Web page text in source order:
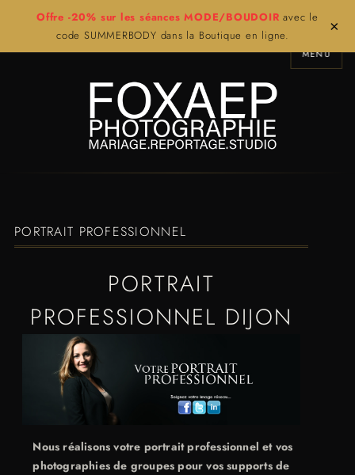
Offre -20% sur les séances MODE/BOUDOIR avec le
code SUMMERBODY dans la Boutique en ligne.
×
MENU
PORTRAIT PROFESSIONNEL
PORTRAIT
PROFESSIONNEL DIJON
Nous réalisons votre portrait professionnel et vos
photographies de groupes pour vos supports de